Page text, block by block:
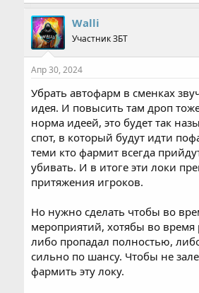
Walli
Участник ЗБТ
Апр 30, 2024
Убрать автофарм в сменках
идея. И повысить там дроп
норма идеей, это будет так
спот, в который будут идти
теми кто фармит всегда
убивать. И в итоге эти локи
притяжения игроков.
Но нужно сделать чтобы во
мероприятий, хотябы во время
либо пропадал полностью,
сильно по шансу. Чтобы не
фармить эту локу.